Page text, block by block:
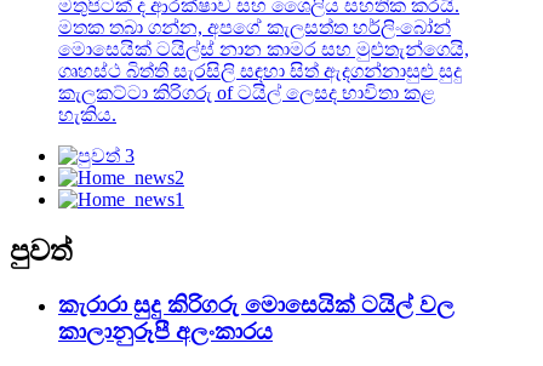
මතුපිටක් ද ආරක්ෂාව සහ ශෛලිය සහතික කරයි.
මතක තබා ගන්න, අපගේ කැලසත්ත හර්ලිංබෝන්
මොසෙයික් ටයිල්ස් නාන කාමර සහ මුළුතැන්ගෙයි,
ගෘහස්ථ බිත්ති සැරසිලි සඳහා සිත් ඇදගන්නාසුළු සුදු
කැලකට්ටා කිරිගරු of ටයිල් ලෙසද භාවිතා කළ
හැකිය.
පුවත්
කැරාරා සුදු කිරිගරු මොසෙයික් ටයිල් වල
කාලානුරූපී අලංකාරය